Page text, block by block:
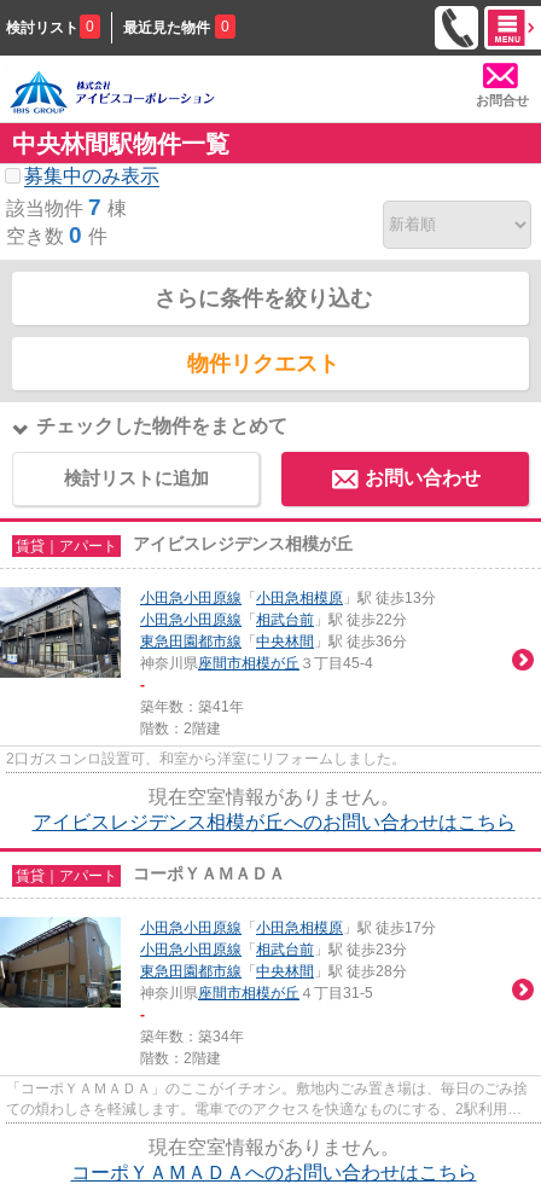
検討リスト 0 最近見た物件 0
お問合せ
中央林間駅物件一覧
募集中のみ表示
該当物件 7 棟
空き数 0 件
さらに条件を絞り込む
物件リクエスト
チェックした物件をまとめて
検討リストに追加 お問い合わせ
賃貸｜アパート アイビスレジデンス相模が丘
小田急小田原線 「 小田急相模原 」駅 徒歩13分
小田急小田原線 「 相武台前 」駅 徒歩22分
東急田園都市線 「 中央林間 」駅 徒歩36分
神奈川県座間市相模が丘 ３丁目45-4
-
築年数：築41年
階数：2階建
2口ガスコンロ設置可、和室から洋室にリフォームしました。
現在空室情報がありません。
アイビスレジデンス相模が丘へのお問い合わせはこちら
賃貸｜アパート コーポＹＡＭＡＤＡ
小田急小田原線 「 小田急相模原 」駅 徒歩17分
小田急小田原線 「 相武台前 」駅 徒歩23分
東急田園都市線 「 中央林間 」駅 徒歩28分
神奈川県座間市相模が丘 ４丁目31-5
-
築年数：築34年
階数：2階建
「コーポＹＡＭＡＤＡ」のここがイチオシ。敷地内ごみ置き場は、毎日のごみ捨
ての煩わしさを軽減します。電車でのアクセスを快適なものにする、2駅利用可
現在空室情報がありません。
コーポＹＡＭＡＤＡへのお問い合わせはこちら